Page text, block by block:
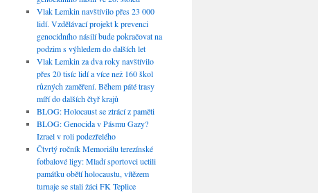
Vlak Lemkin navštívilo přes 23 000
lidí. Vzdělávací projekt k prevenci
genocidního násilí bude pokračovat na
podzim s výhledem do dalších let
Vlak Lemkin za dva roky navštívilo
přes 20 tisíc lidí a více než 160 škol
různých zaměření. Během páté trasy
míří do dalších čtyř krajů
BLOG: Holocaust se ztrácí z paměti
BLOG: Genocida v Pásmu Gazy?
Izrael v roli podezřelého
Čtvrtý ročník Memoriálu terezínské
fotbalové ligy: Mladí sportovci uctili
památku obětí holocaustu, vítězem
turnaje se stali žáci FK Teplice